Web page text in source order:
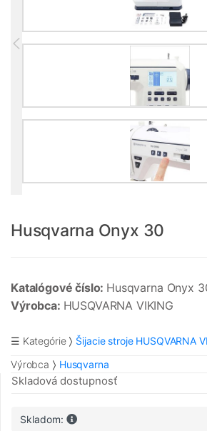
Husqvarna Onyx 30
Katalógové číslo: Husqvarna Onyx
Výrobca: HUSQVARNA VIKING
☰ Kategórie
Šijacie stroje HUSQVARNA
Výrobca
Husqvarna
Skladová dostupnosť
Skladom: